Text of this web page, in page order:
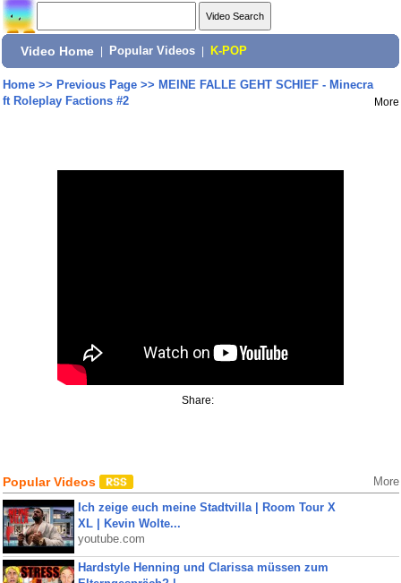
Video Home Popular Videos K-POP
Home>> Previous Page>> MEINE FALLE GEHT SCHIEF - Minecra
ft Roleplay Factions #2
More
Share:
Popular Videos More
Ich zeige euch meine Stadtvilla | Room Tour X
XL | Kevin Wolte...
youtube.com
Hardstyle Henning und Clarissa müssen zum